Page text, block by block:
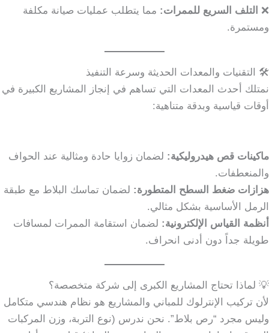
❌ التلف السريع للممرات: مما يتطلب عمليات صيانة مكلفة
ومستمرة.
🛠️ التقنيات والمعدات الحديثة وسرعة التنفيذ
نمتلك أحدث المعدات التي تساهم في إنجاز المشاريع الكبيرة في
أوقات قياسية وبدقة متناهية:
ماكينات قص هيدروليكية: لضمان زوايا حادة ومثالية عند الحواف
والمنعطفات.
هزازات ضغط السطح المتطورة: لضمان تماسك البلاط مع طبقة
الرمل الأساسية بشكل مثالي.
أنظمة القياس الإلكترونية: لضمان استقامة الممرات لمسافات
طويلة جداً دون أدنى انحراف.
💡 لماذا تحتاج المشاريع الكبرى إلى شركة متخصصة؟
لأن تركيب الإنترلوك للمباني والمشاريع هو نظام هندسي متكامل
وليس مجرد “رص بلاط”. نحن ندرس (نوع التربة، وزن المركبات